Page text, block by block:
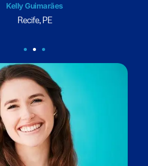
Kelly Guimarães
Recife, PE